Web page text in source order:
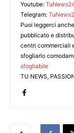
Youtube:
Telegram:
Puoi leggerci
pubblicato e
centri commerciali
sfogliarlo
sfogliabile
TU NEWS,